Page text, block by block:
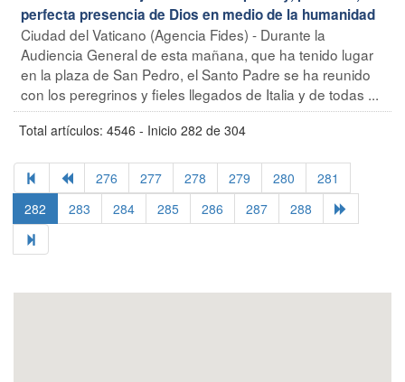
perfecta presencia de Dios en medio de la humanidad
Ciudad del Vaticano (Agencia Fides) - Durante la
Audiencia General de esta mañana, que ha tenido lugar
en la plaza de San Pedro, el Santo Padre se ha reunido
con los peregrinos y fieles llegados de Italia y de todas ...
Total artículos: 4546 - Inicio 282 de 304
276 277 278 279 280
281
282
283 284 285 286 287 288